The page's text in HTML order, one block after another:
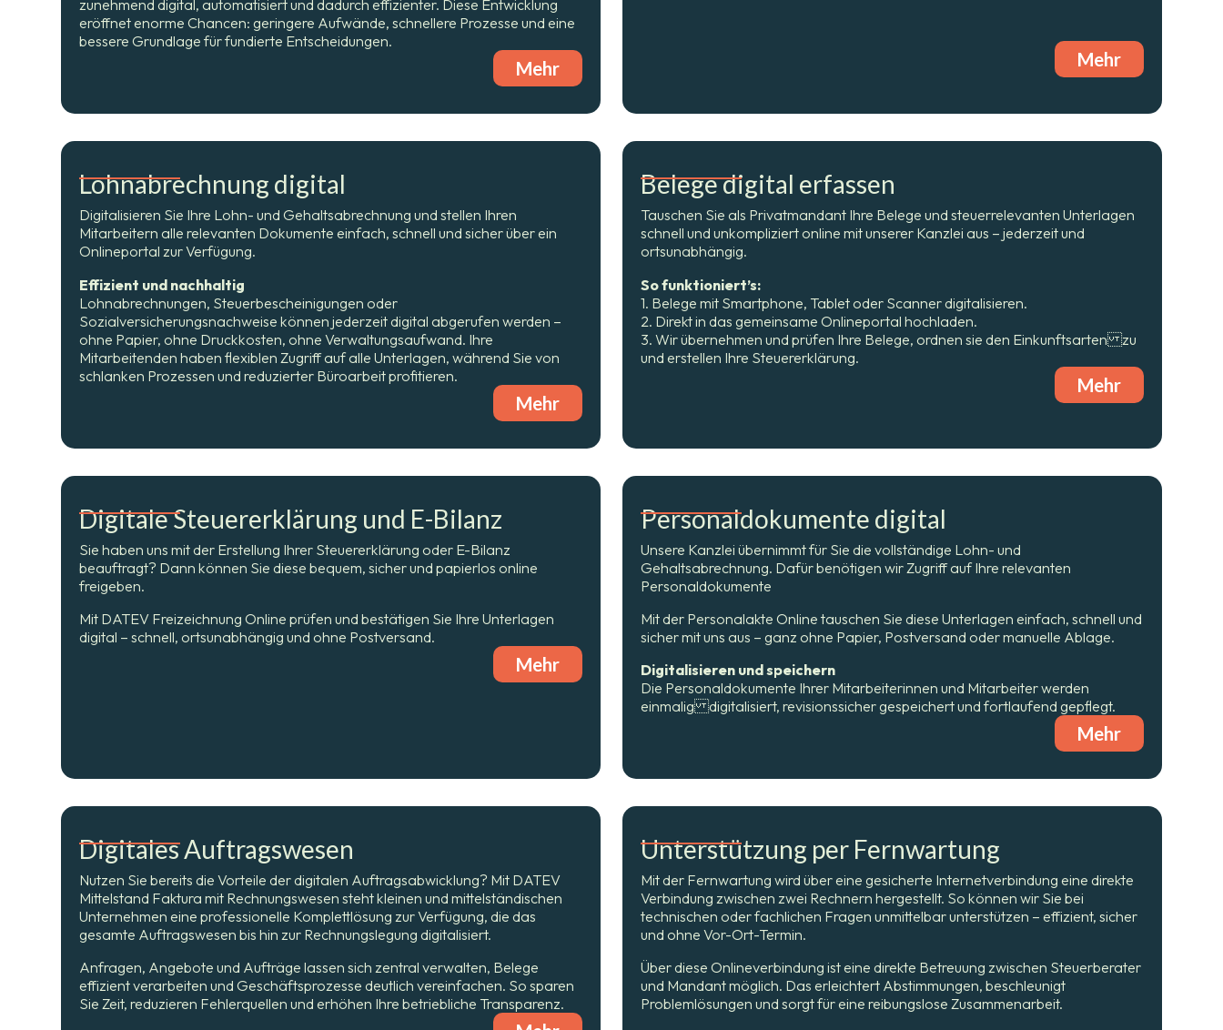
zunehmend digital, automatisiert und dadurch effizienter. Diese Entwicklung
eröffnet enorme Chancen: geringere Aufwände, schnellere Prozesse und eine
bessere Grundlage für fundierte Entscheidungen.
Mehr Mehr
Lohnabrechnung digital
Digitalisieren Sie Ihre Lohn- und Gehaltsabrechnung und stellen Ihren
Mitarbeitern alle relevanten Dokumente einfach, schnell und sicher über ein
Onlineportal zur Verfügung.
Effizient und nachhaltig
Lohnabrechnungen, Steuerbescheinigungen oder
Sozialversicherungsnachweise können jederzeit digital abgerufen werden –
ohne Papier, ohne Druckkosten, ohne Verwaltungsaufwand. Ihre
Mitarbeitenden haben flexiblen Zugriff auf alle Unterlagen, während Sie von
schlanken Prozessen und reduzierter Büroarbeit profitieren.
Mehr
Belege digital erfassen
Tauschen Sie als Privatmandant Ihre Belege und steuerrelevanten Unterlagen
schnell und unkompliziert online mit unserer Kanzlei aus – jederzeit und
ortsunabhängig.
So funktioniert’s:
1. Belege mit Smartphone, Tablet oder Scanner digitalisieren.
2. Direkt in das gemeinsame Onlineportal hochladen.
3. Wir übernehmen und prüfen Ihre Belege, ordnen sie den Einkunftsarten zu
und erstellen Ihre Steuererklärung.
Mehr
Digitale Steuererklärung und E-Bilanz
Sie haben uns mit der Erstellung Ihrer Steuererklärung oder E-Bilanz
beauftragt? Dann können Sie diese bequem, sicher und papierlos online
freigeben.
Mit DATEV Freizeichnung Online prüfen und bestätigen Sie Ihre Unterlagen
digital – schnell, ortsunabhängig und ohne Postversand.
Mehr
Personaldokumente digital
Unsere Kanzlei übernimmt für Sie die vollständige Lohn- und
Gehaltsabrechnung. Dafür benötigen wir Zugriff auf Ihre relevanten
Personaldokumente
Mit der Personalakte Online tauschen Sie diese Unterlagen einfach, schnell und
sicher mit uns aus – ganz ohne Papier, Postversand oder manuelle Ablage.
Digitalisieren und speichern
Die Personaldokumente Ihrer Mitarbeiterinnen und Mitarbeiter werden
einmalig digitalisiert, revisionssicher gespeichert und fortlaufend gepflegt.
Mehr
Digitales Auftragswesen
Nutzen Sie bereits die Vorteile der digitalen Auftragsabwicklung? Mit DATEV
Mittelstand Faktura mit Rechnungswesen steht kleinen und mittelständischen
Unternehmen eine professionelle Komplettlösung zur Verfügung, die das
gesamte Auftragswesen bis hin zur Rechnungslegung digitalisiert.
Anfragen, Angebote und Aufträge lassen sich zentral verwalten, Belege
effizient verarbeiten und Geschäftsprozesse deutlich vereinfachen. So sparen
Sie Zeit, reduzieren Fehlerquellen und erhöhen Ihre betriebliche Transparenz.
Unterstützung per Fernwartung
Mit der Fernwartung wird über eine gesicherte Internetverbindung eine direkte
Verbindung zwischen zwei Rechnern hergestellt. So können wir Sie bei
technischen oder fachlichen Fragen unmittelbar unterstützen – effizient, sicher
und ohne Vor-Ort-Termin.
Über diese Onlineverbindung ist eine direkte Betreuung zwischen Steuerberater
und Mandant möglich. Das erleichtert Abstimmungen, beschleunigt
Problemlösungen und sorgt für eine reibungslose Zusammenarbeit.